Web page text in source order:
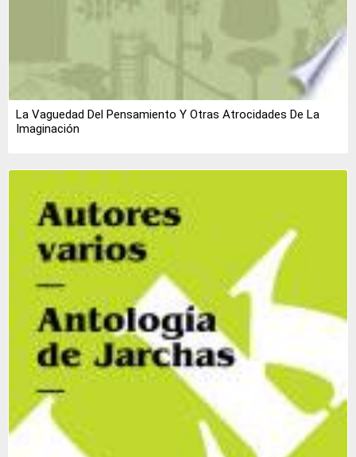
La Vaguedad Del Pensamiento Y Otras Atrocidades De La
Imaginación